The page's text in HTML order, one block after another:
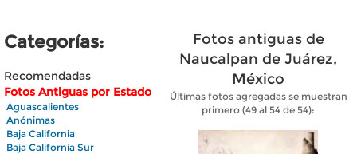
Categorías:
Recomendadas
Fotos Antiguas por Estado
Aguascalientes
Anónimas
Baja California
Baja California Sur
Fotos antiguas de
Naucalpan de Juárez,
México
Últimas fotos agregadas se muestran
primero (49 al 54 de 54):